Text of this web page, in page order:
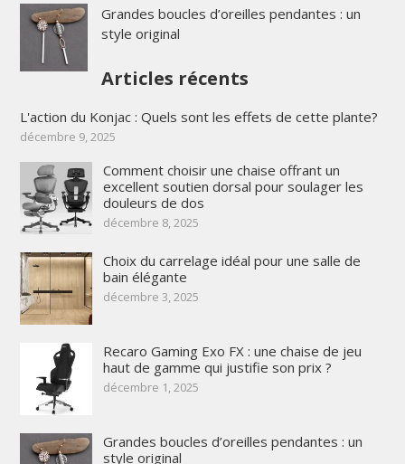
Grandes boucles d’oreilles pendantes : un
style original
Articles récents
L'action du Konjac : Quels sont les effets de cette plante?
décembre 9, 2025
Comment choisir une chaise offrant un
excellent soutien dorsal pour soulager les
douleurs de dos
décembre 8, 2025
Choix du carrelage idéal pour une salle de
bain élégante
décembre 3, 2025
Recaro Gaming Exo FX : une chaise de jeu
haut de gamme qui justifie son prix ?
décembre 1, 2025
Grandes boucles d’oreilles pendantes : un
style original